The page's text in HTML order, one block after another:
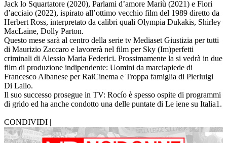
Jack lo Squartatore (2020), Parlami d’amore Mariù (2021) e Fiori
d’acciaio (2022), ispirato all’ottimo vecchio film del 1989 diretto da
Herbert Ross, interpretato da calibri quali Olympia Dukakis, Shirley
MacLaine, Dolly Parton.
Questo mese sarà al centro della serie tv Mediaset Giustizia per tutti
di Maurizio Zaccaro e lavorerà nel film per Sky (Im)perfetti
criminali di Alessio Maria Federici. Prossimamente la si vedrà in due
film di produzione indipendente: Uomini da marciapiede di
Francesco Albanese per RaiCinema e Troppa famiglia di Pierluigi
Di Lallo.
Il suo successo prosegue in TV: Rocío è spesso ospite di programmi
di grido ed ha anche condotto una delle puntate di Le iene su Italia1.
CONDIVIDI |